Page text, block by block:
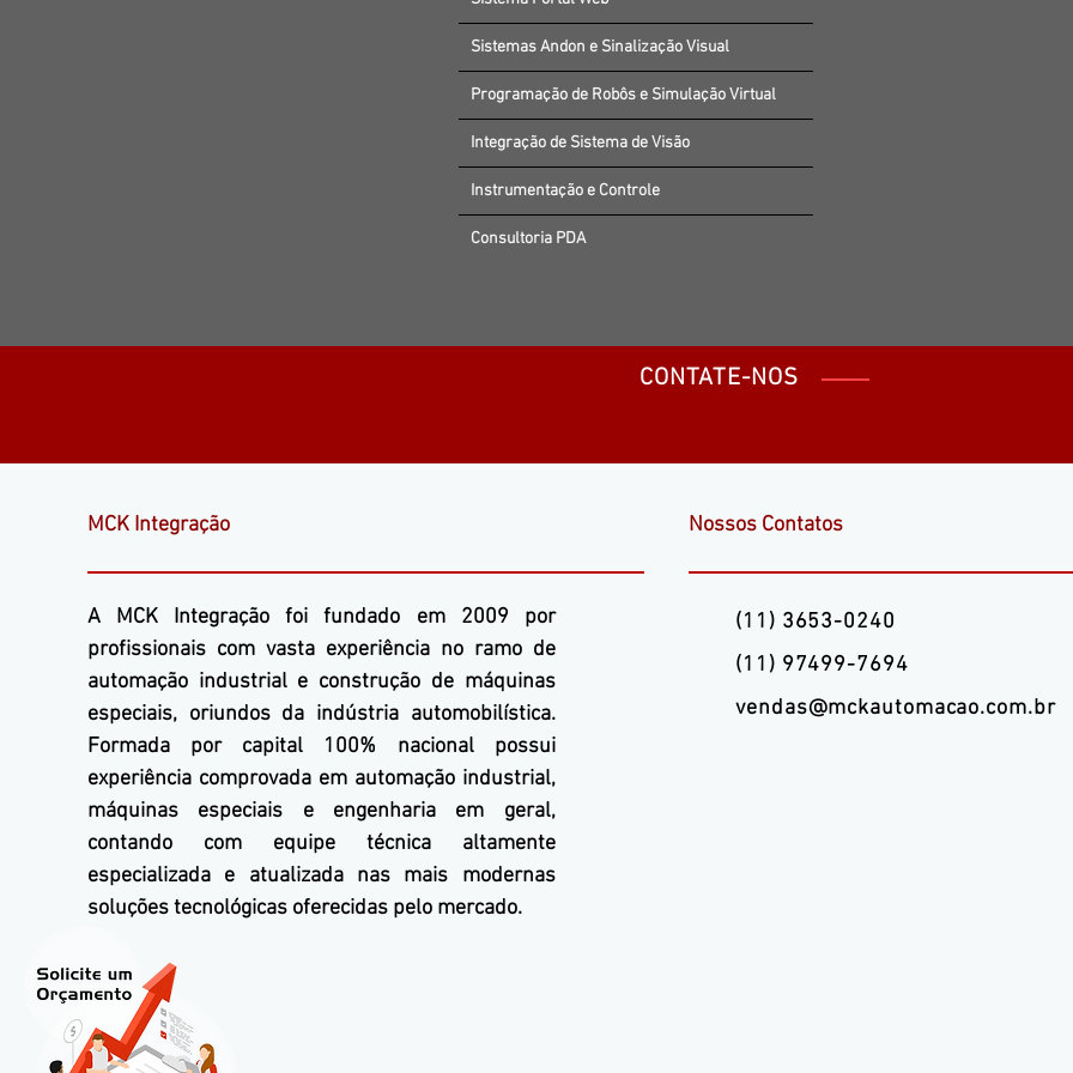
Sistemas Andon e Sinalização Visual
Programação de Robôs e Simulação Virtual
Integração de Sistema de Visão
Instrumentação e Controle
Consultoria PDA
CONTATE-NOS
MCK Integração
A MCK Integraçãofoi fundado em 2009 por
profissionais com vasta experiência no ramo de
automação industrial e construção de máquinas
especiais, oriundos da indústria automobilística.
Formada por capital 100% nacional possui
experiência comprovada em automação industrial,
máquinas especiais e engenharia em geral,
contando com equipe técnica altamente
especializada e atualizada nas mais modernas
soluções tecnológicas oferecidas pelo mercado.
Nossos Contatos
(11) 3653-0240
(11) 97499-7694
vendas@mckautomacao.com.br